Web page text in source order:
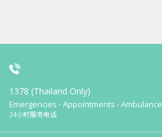
1378 (Thailand Only)
Emergencies - Appointments - Ambulance
24小时服务电话